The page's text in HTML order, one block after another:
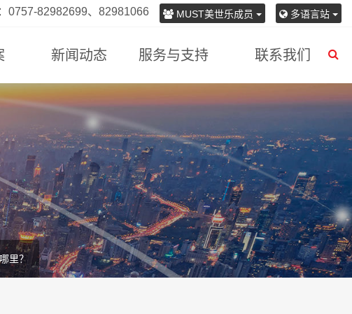
多语言站
MUST美世乐成员
0757-82982699、82981066
新闻动态 服务与支持 联系我们
里？